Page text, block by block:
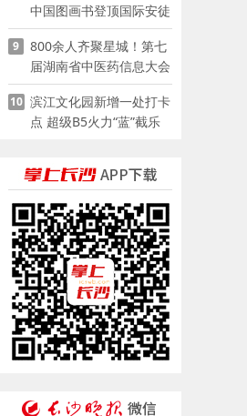
中国图画书登顶国际安徒
生奖
9
800余人齐聚星城！第七
届湖南省中医药信息大会
开幕，AI正在“读懂”古老
中医
10 滨江文化园新增一处打卡
点 超级B5火力“蓝”截乐